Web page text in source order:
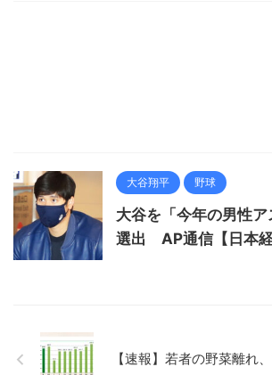
大谷翔平 野球
大谷を「今年の男性
選出 AP通信【日本経
【速報】若者の野菜離れ